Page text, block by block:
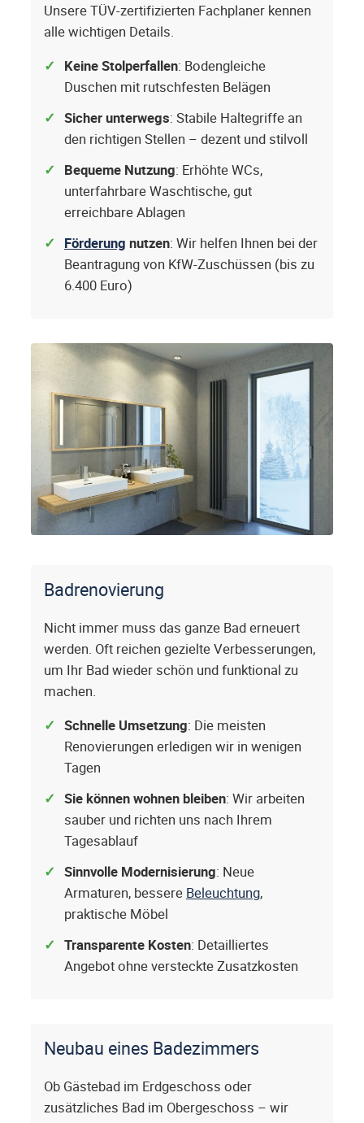
Unsere TÜV-zertifizierten Fachplaner kennen
alle wichtigen Details.
Keine Stolperfallen: Bodengleiche
Duschen mit rutschfesten Belägen
Sicher unterwegs: Stabile Haltegriffe an
den richtigen Stellen – dezent und stilvoll
Bequeme Nutzung: Erhöhte WCs,
unterfahrbare Waschtische, gut
erreichbare Ablagen
Förderung nutzen: Wir helfen Ihnen bei der
Beantragung von KfW-Zuschüssen (bis zu
6.400 Euro)
Badrenovierung
Nicht immer muss das ganze Bad erneuert
werden. Oft reichen gezielte Verbesserungen,
um Ihr Bad wieder schön und funktional zu
machen.
Schnelle Umsetzung: Die meisten
Renovierungen erledigen wir in wenigen
Tagen
Sie können wohnen bleiben: Wir arbeiten
sauber und richten uns nach Ihrem
Tagesablauf
Sinnvolle Modernisierung: Neue
Armaturen, bessere Beleuchtung,
praktische Möbel
Transparente Kosten: Detailliertes
Angebot ohne versteckte Zusatzkosten
Neubau eines Badezimmers
Ob Gästebad im Erdgeschoss oder
zusätzliches Bad im Obergeschoss – wir